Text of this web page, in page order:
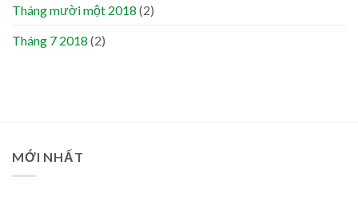
Tháng mười một 2018 (2)
Tháng 7 2018 (2)
MỚI NHẤT